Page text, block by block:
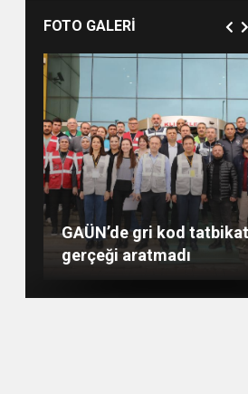
FOTO GALERİ
Gaziantep’te öğretmenler günü
çiçeklerle kutlandı
GAÜN’de gri kod
gerçeği aratmadı
GAZİANTEP GIDA
CİDDE’DEN BÜYÜK